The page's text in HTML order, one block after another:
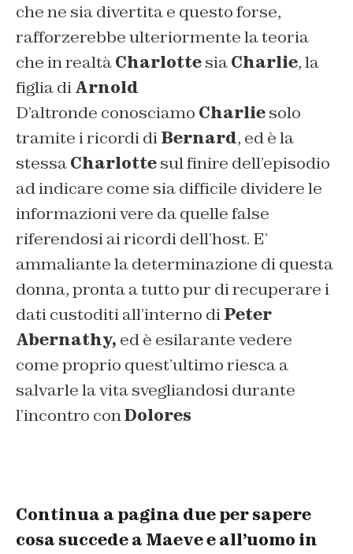
che ne sia divertita e questo forse,
rafforzerebbe ulteriormente la teoria
che in realtàCharlottesiaCharlie, la
figlia diArnold
D’altronde conosciamo Charliesolo
tramite i ricordi diBernard, ed è la
stessaCharlottesul finire dell’episodio
ad indicare come sia difficile dividere le
informazioni vere da quelle false
riferendosi ai ricordi dell’host. E’
ammaliante la determinazione di questa
donna, pronta a tutto pur di recuperare i
dati custoditi all’interno diPeter
Abernathy, ed è esilarante vedere
come proprio quest’ultimo riesca a
salvarle la vita svegliandosi durante
l’incontro conDolores
Continua a pagina due per sapere
cosa succede a Maeve e all’uomo in